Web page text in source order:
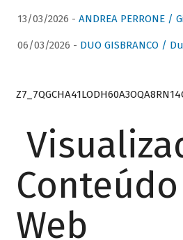
13/03/2026 - ANDREA PERRONE /
06/03/2026 - DUO GISBRANCO /
Web